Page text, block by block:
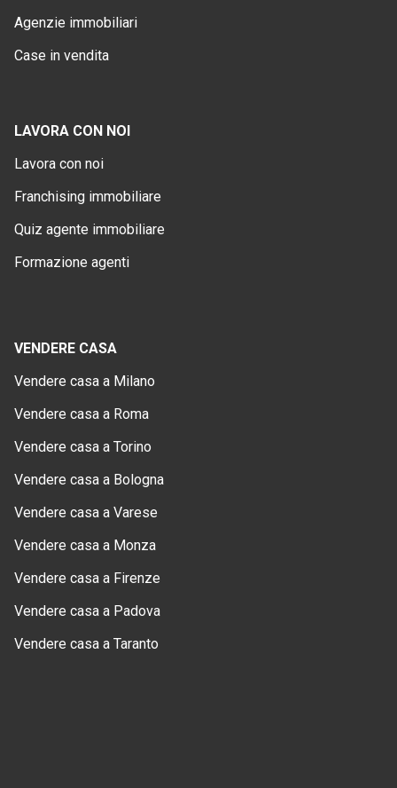
Agenzie immobiliari
Case in vendita
LAVORA CON NOI
Lavora con noi
Franchising immobiliare
Quiz agente immobiliare
Formazione agenti
VENDERE CASA
Vendere casa a Milano
Vendere casa a Roma
Vendere casa a Torino
Vendere casa a Bologna
Vendere casa a Varese
Vendere casa a Monza
Vendere casa a Firenze
Vendere casa a Padova
Vendere casa a Taranto